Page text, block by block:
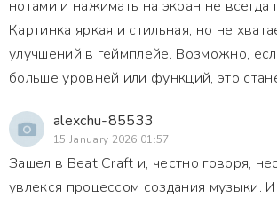
нотами и нажимать на экран не всегда
Картинка яркая и стильная, но не
улучшений в геймплейе. Возможно,
больше уровней или функций, это
alexchu-85533
15 January 2026 01:57
Зашел в Beat Craft и, честно говоря,
увлекся процессом создания музыки.